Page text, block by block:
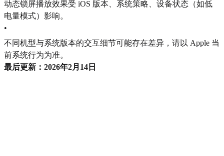
动态锁屏播放效果受 iOS 版本、系统策略、设备状态（如低
电量模式）影响。
•
不同机型与系统版本的交互细节可能存在差异，请以 Apple 当
前系统行为为准。
最后更新：2026年2月14日